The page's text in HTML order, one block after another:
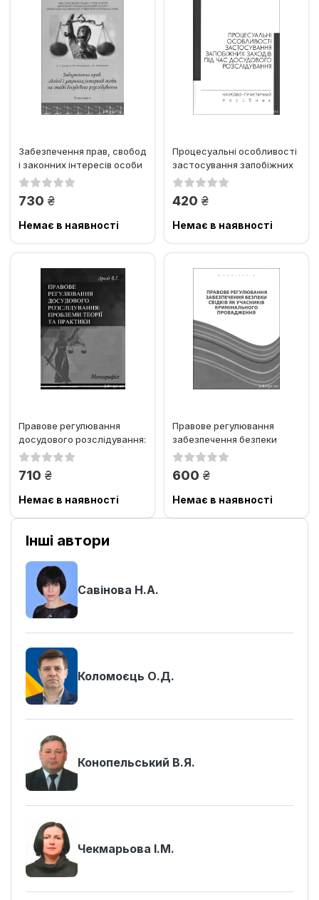
Забезпечення прав, свобод
і законних інтересів особи
на стадії...
730 грн.
Немає в наявності
Процесуальні особливості
застосування запобіжних
заходів під час...
420 грн.
Немає в наявності
Правове регулювання
досудового розслідування:
проблеми теорії та
710 грн.
Немає в наявності
Правове регулювання
забезпечення безпеки
свідків як учасників...
600 грн.
Немає в наявності
Інші автори
Савінова Н.А.
Коломоєць О.Д.
Конопельський В.Я.
Чекмарьова І.М.